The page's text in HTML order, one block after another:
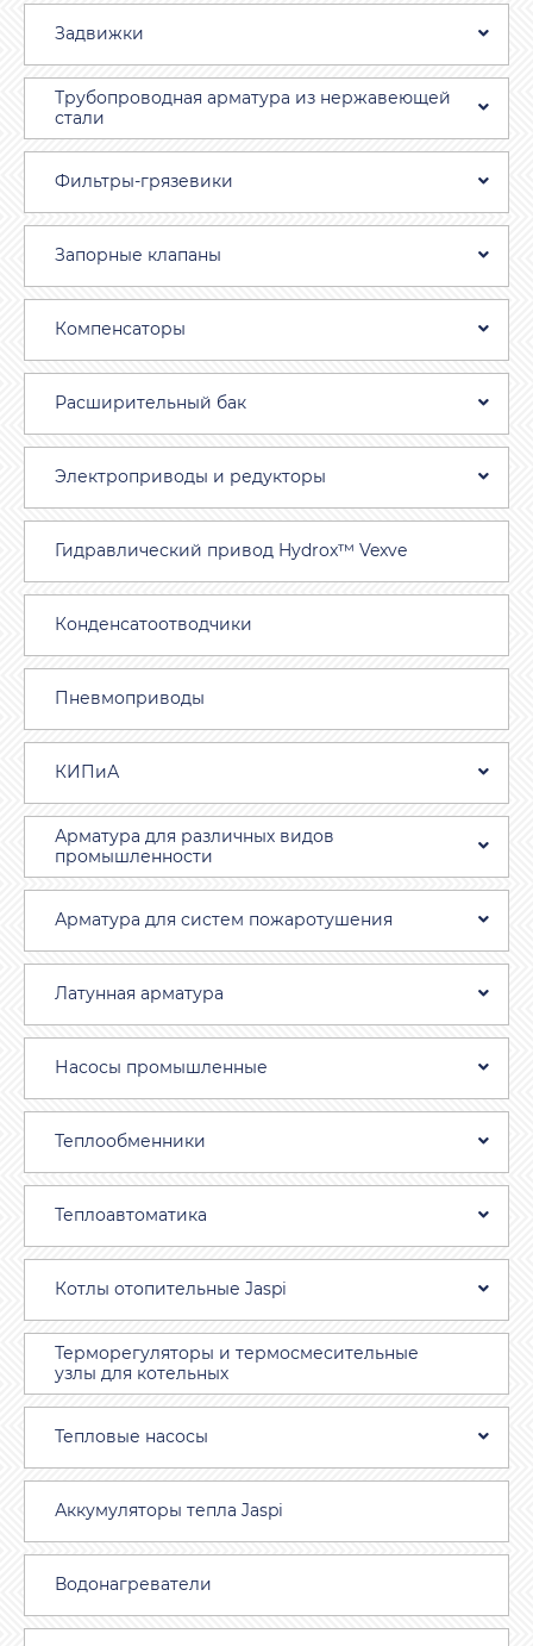
Задвижки
Трубопроводная aрматура из нержавеющей
стали
Фильтры-грязевики
Запорные клапаны
Компенсаторы
Расширительный бак
Электроприводы и редукторы
Гидравлический привод Hydrox™ Vexve
Конденсатоотводчики
Пневмоприводы
КИПиА
Арматура для различных видов
промышленности
Арматура для систем пожаротушения
Латунная арматура
Насосы промышленные
Теплообменники
Теплоавтоматика
Котлы отопительные Jaspi
Терморегуляторы и термосмесительные
узлы для котельных
Тепловые насосы
Аккумуляторы тепла Jaspi
Водонагреватели